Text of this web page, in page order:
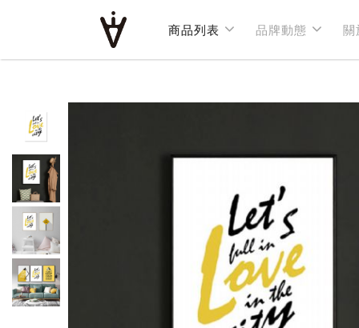
商品列表
商品列表 品牌動態
品牌動態 關
關